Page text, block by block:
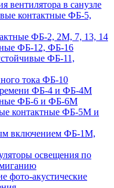
вентилятора в санузле
контактные ФБ-5,
ФБ-2, 2М, 7, 13, 14
ФБ-12, ФБ-16
ФБ-11,
тока ФБ-10
ФБ-4 и ФБ-4М
ФБ-6 и ФБ-6М
контактные ФБ-5М и
включением ФБ-1М,
освещения по
фото-акустические